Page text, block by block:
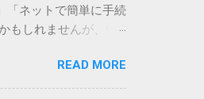
「ネットで簡単に手続
しれませんが、個
決できる方法を詳しく
手運送会社です。特
READ MORE